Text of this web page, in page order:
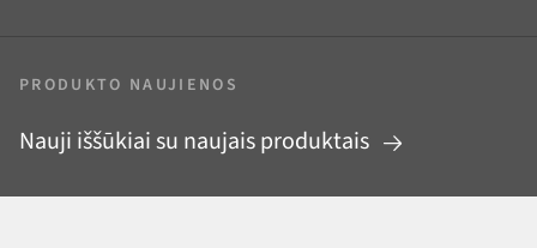
PRODUKTO NAUJIENOS
Nauji iššūkiai su naujais produktais